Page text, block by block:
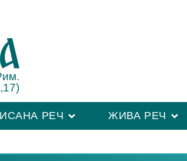
РЕЧ ЖИВА РЕЧ